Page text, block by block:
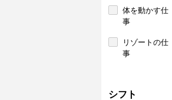
体を動かす仕
事
リゾートの仕
事
シフト